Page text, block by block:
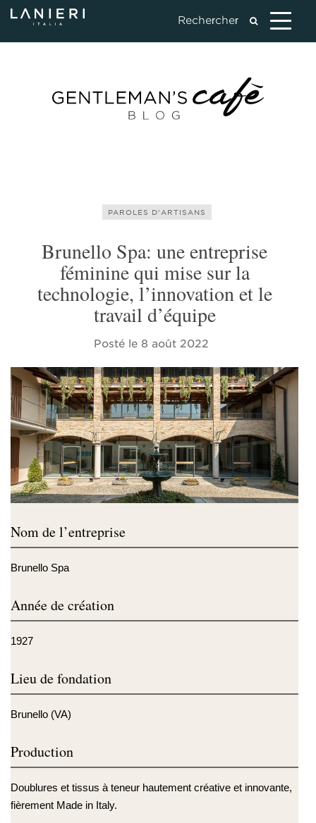
PAROLES D'ARTISANS
Brunello Spa: une entreprise
féminine qui mise sur la
technologie, l’innovation et le
travail d’équipe
Posté le 8 août 2022
Nom de l’entreprise
Brunello Spa
Année de création
1927
Lieu de fondation
Brunello (VA)
Production
Doublures et tissus à teneur hautement créative et innovante,
fièrement Made in Italy.